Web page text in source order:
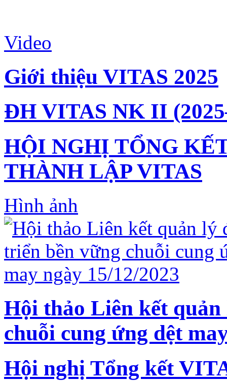
Video
Giới thiệu VITAS 2025
ĐH VITAS NK II
HỘI NGHỊ TỔNG
THÀNH LẬP VITAS
Hình ảnh
Hội thảo Liên kết
chuỗi cung ứng dệt
Hội nghị Tổng kết